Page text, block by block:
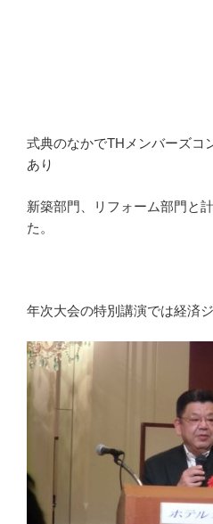
式典のなかでTHメンバーズコ
あり
新築部門、リフォーム部門と
た。
年次大会の特別講演では経済